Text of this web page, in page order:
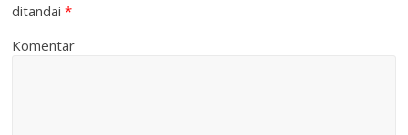
ditandai*
Komentar